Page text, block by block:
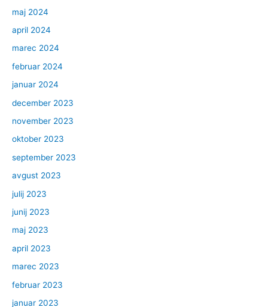
maj 2024
april 2024
marec 2024
februar 2024
januar 2024
december 2023
november 2023
oktober 2023
september 2023
avgust 2023
julij 2023
junij 2023
maj 2023
april 2023
marec 2023
februar 2023
januar 2023